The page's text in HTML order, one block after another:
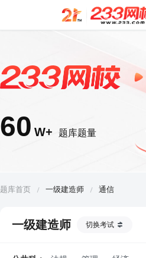
60 W+ 题库题量
题库首页 一级建造师 通信
一级建造师 切换考试